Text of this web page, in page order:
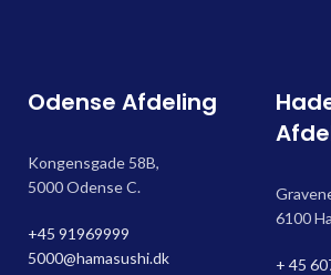
Odense Afdeling
Kongensgade 58B,
5000 Odense C.
+45 91969999
5000@hamasushi.dk
6100
+ 45